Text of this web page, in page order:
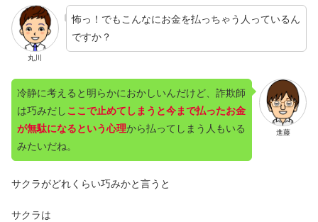
丸川
怖っ！でもこんなにお金を払っちゃう人っているん
ですか？
進藤
冷静に考えると明らかにおかしいんだけど、詐欺師
は巧みだしここで止めてしまうと今まで払ったお金
が無駄になるという心理から払ってしまう人もいる
みたいだね。
サクラがどれくらい巧みかと言うと
サクラは